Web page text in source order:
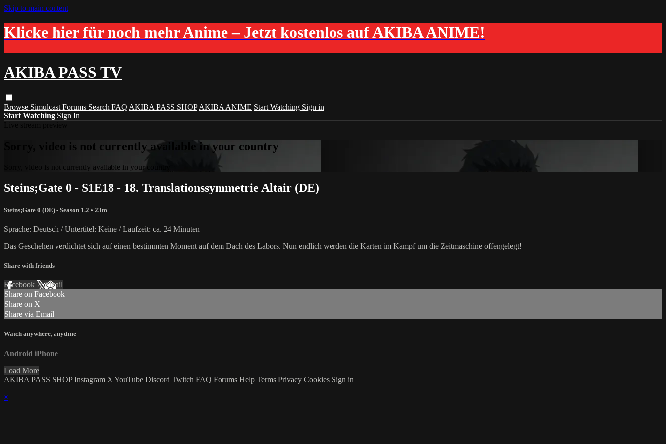
Skip to main content
Klicke hier für noch mehr Anime – Jetzt kostenlos auf AKIBA ANIME!
AKIBA PASS TV
Browse Simulcast Forums Search FAQ AKIBA PASS SHOP AKIBA ANIME Start Watching Sign in
Start Watching Sign In
Sorry, video is not currently available in your country
Sorry, video is not currently available in your country
Steins;Gate 0 - S1E18 - 18. Translationssymmetrie Altair (DE)
Steins;Gate 0 (DE) - Season 1.2 • 23m
Sprache: Deutsch / Untertitel: Keine / Laufzeit: ca. 24 Minuten
Das Geschehen verdichtet sich auf einen bestimmten Moment auf dem Dach des Labors. Nun endlich werden die Karten im Kampf um die Zeitmaschine offengelegt!
Share with friends
Facebook XEmail
Share on Facebook
Share on X
Share via Email
Watch anywhere, anytime
Android iPhone
Load More
AKIBA PASS SHOP Instagram X YouTube Discord Twitch FAQ Forums Help Terms Privacy Cookies Sign in
×